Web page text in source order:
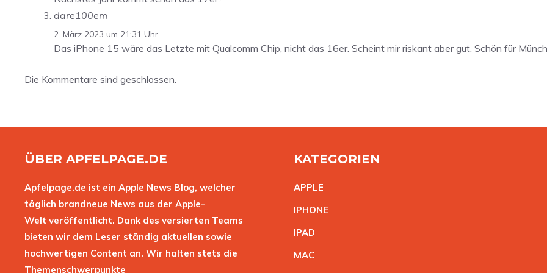
dare100em
2. März 2023 um 21:31 Uhr
Das iPhone 15 wäre das Letzte mit Qualcomm Chip, nicht das 16er. Scheint mir riskant aber gut. Schön für
Die Kommentare sind geschlossen.
ÜBER APFELPAGE.DE
Apfelpage.de ist ein Apple News Blog, welcher
täglich brandneue News aus der Apple-
Welt veröffentlicht. Dank des versierten Teams
bieten wir dem Leser ständig aktuellen sowie
hochwertigen Content an. Wir halten stets die
Themenschwerpunkte
KATEGORIEN
APPLE
IPHONE
IPAD
MAC